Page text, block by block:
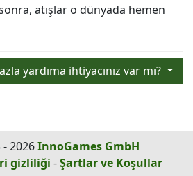
atışlar o dünyada hemen
yardıma ihtiyacınız var mı?
2026InnoGames GmbH
gizliliği -Şartlar ve Koşullar